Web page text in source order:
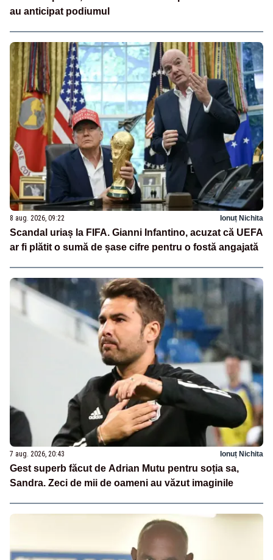
au anticipat podiumul
8 aug. 2026, 09:22 Ionuț Nichita
Scandal uriaș la FIFA. Gianni Infantino, acuzat că UEFA
ar fi plătit o sumă de șase cifre pentru o fostă angajată
7 aug. 2026, 20:43 Ionuț Nichita
Gest superb făcut de Adrian Mutu pentru soția sa,
Sandra. Zeci de mii de oameni au văzut imaginile